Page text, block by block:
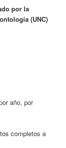
por la
(UNC)
año, por
completos a